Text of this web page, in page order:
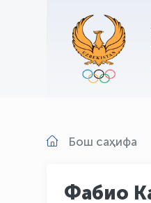
Бош саҳифа
Фабио